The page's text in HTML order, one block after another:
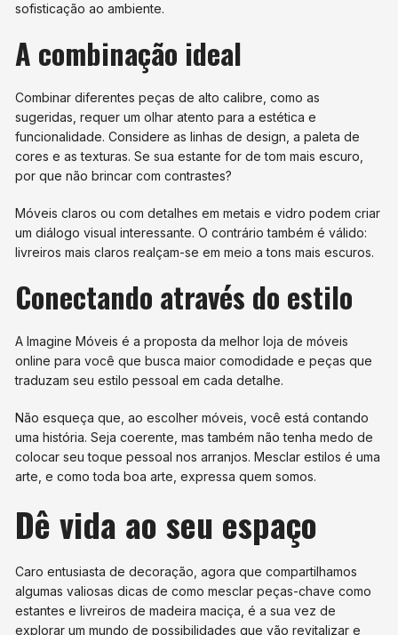
sofisticação ao ambiente.
A combinação ideal
Combinar diferentes peças de alto calibre, como as
sugeridas, requer um olhar atento para a estética e
funcionalidade. Considere as linhas de design, a paleta de
cores e as texturas. Se sua estante for de tom mais escuro,
por que não brincar com contrastes?
Móveis claros ou com detalhes em metais e vidro podem criar
um diálogo visual interessante. O contrário também é válido:
livreiros mais claros realçam-se em meio a tons mais escuros.
Conectando através do estilo
A Imagine Móveis é a proposta da melhor loja de móveis
online para você que busca maior comodidade e peças que
traduzam seu estilo pessoal em cada detalhe.
Não esqueça que, ao escolher móveis, você está contando
uma história. Seja coerente, mas também não tenha medo de
colocar seu toque pessoal nos arranjos. Mesclar estilos é uma
arte, e como toda boa arte, expressa quem somos.
Dê vida ao seu espaço
Caro entusiasta de decoração, agora que compartilhamos
algumas valiosas dicas de como mesclar peças-chave como
estantes e livreiros de madeira maciça, é a sua vez de
explorar um mundo de possibilidades que vão revitalizar e